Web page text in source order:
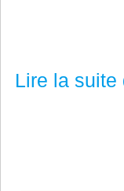
Lire la suite